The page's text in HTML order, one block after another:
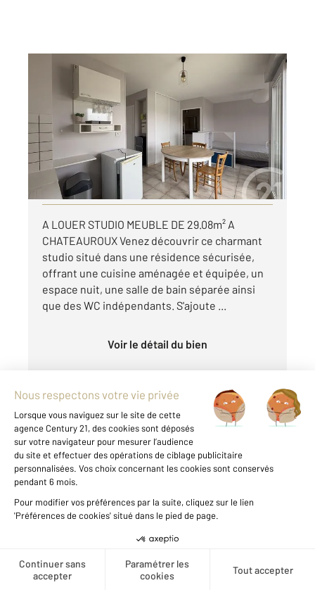
Créer une alerte
CHATEAUROUX 36
Ref : 10225
Appartement F1 à louer
460 €
par mois charges comprises
Visiter le site dédié
A LOUER STUDIO MEUBLE DE 29.08m² A
CHATEAUROUX Venez découvrir ce charmant
studio situé dans une résidence sécurisée,
offrant une cuisine aménagée et équipée, un
espace nuit, une salle de bain séparée ainsi
que des WC indépendants. S'ajoute ...
Voir le détail du bien
Exclusivité
CHATEAUROUX 36
41 m 2, 1 pièce